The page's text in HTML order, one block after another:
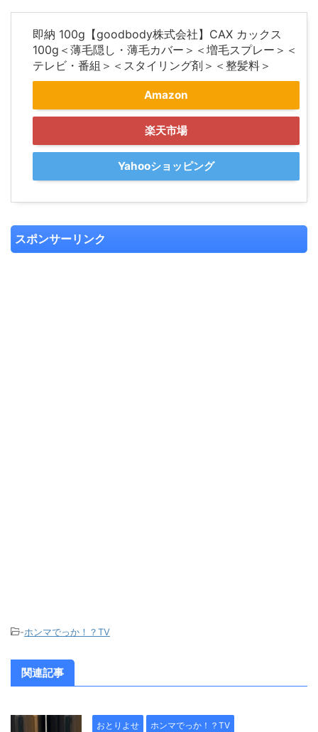
即納 100g【goodbody株式会社】CAX カックス
100g＜薄毛隠し・薄毛カバー＞＜増毛スプレー＞＜
テレビ・番組＞＜スタイリング剤＞＜整髪料＞
Amazon
楽天市場
Yahooショッピング
スポンサーリンク
-ホンマでっか！？TV
関連記事
おとりよせ ホンマでっか！？TV